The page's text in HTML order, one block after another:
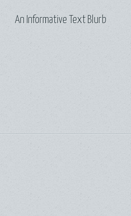
An Informative Text Blurb